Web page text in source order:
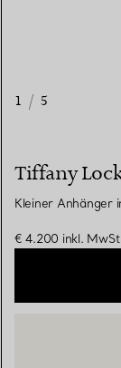
1 / 5
Tiffany
Kleiner Anhänger
€ 4.200 inkl. MwSt
EINEN